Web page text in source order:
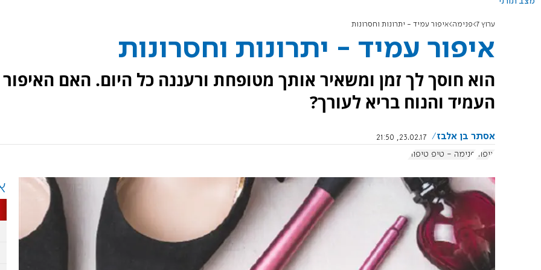
ערוץ 7 פנימה איפור עמיד - יתרונות וחסרונות
איפור עמיד - יתרונות וחסרונות
הוא חוסך לך זמן ומשאיר אותך מטופחת ורעננה כל היום. האם האיפור
העמיד והנוח בריא לעורך?
אסתר בן אלבז
23.02.17, 21:50
איפור פנימה - טיפ טיפוח